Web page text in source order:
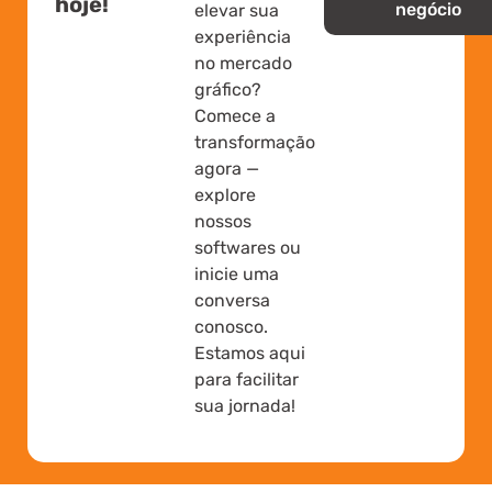
elevar sua
experiência
no mercado
gráfico?
Comece a
transformação
agora —
explore
nossos
softwares ou
inicie uma
conversa
conosco.
Estamos aqui
para facilitar
sua jornada!
negócio